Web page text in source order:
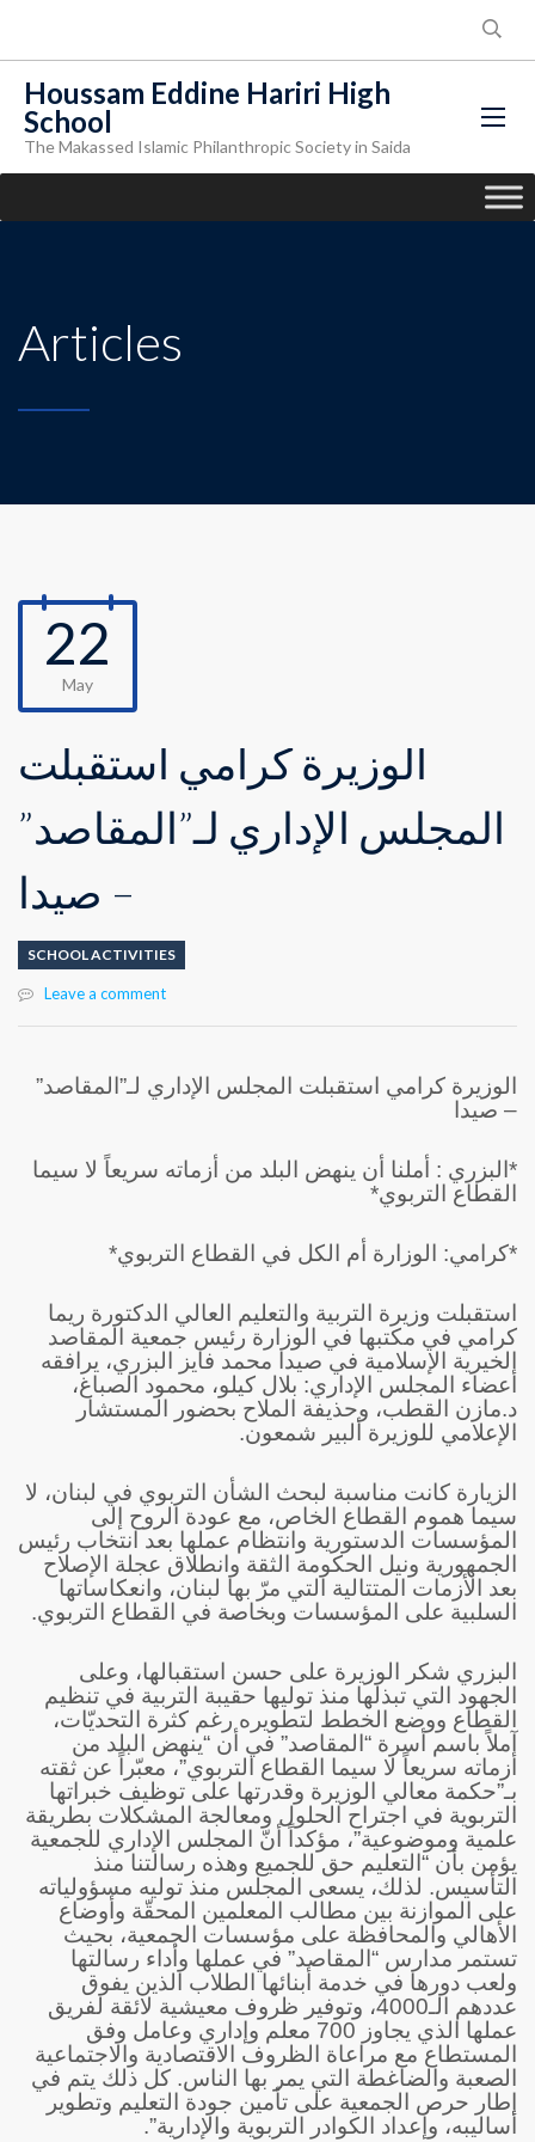
Houssam Eddine Hariri High
School
The Makassed Islamic Philanthropic Society in Saida
Articles
22
May
الوزيرة كرامي استقبلت
المجلس الإداري لـ”المقاصد”
– صيدا
SCHOOL ACTIVITIES
Leave a comment
الوزيرة كرامي استقبلت المجلس الإداري لـ”المقاصد”
– صيدا
*البزري : أملنا أن ينهض البلد من أزماته سريعاً لا سيما
القطاع التربوي*
*كرامي: الوزارة أم الكل في القطاع التربوي*
استقبلت وزيرة التربية والتعليم العالي الدكتورة ريما
كرامي في مكتبها في الوزارة رئيس جمعية المقاصد
الخيرية الإسلامية في صيدا محمد فايز البزري، يرافقه
أعضاء المجلس الإداري: بلال كيلو، محمود الصباغ،
د.مازن القطب، وحذيفة الملاح بحضور المستشار
الإعلامي للوزيرة ألبير شمعون.
الزيارة كانت مناسبة لبحث الشأن التربوي في لبنان، لا
سيما هموم القطاع الخاص، مع عودة الروح إلى
المؤسسات الدستورية وانتظام عملها بعد انتخاب رئيس
الجمهورية ونيل الحكومة الثقة وانطلاق عجلة الإصلاح
بعد الأزمات المتتالية التي مرّ بها لبنان، وانعكاساتها
السلبية على المؤسسات وبخاصة في القطاع التربوي.
البزري شكر الوزيرة على حسن استقبالها، وعلى
الجهود التي تبذلها منذ توليها حقيبة التربية في تنظيم
القطاع ووضع الخطط لتطويره رغم كثرة التحديّات،
آملاً باسم أسرة “المقاصد” في أن “ينهض البلد من
أزماته سريعاً لا سيما القطاع التربوي”، معبّراً عن ثقته
بـ”حكمة معالي الوزيرة وقدرتها على توظيف خبراتها
التربوية في اجتراح الحلول ومعالجة المشكلات بطريقة
علمية وموضوعية”، مؤكداً أنّ المجلس الإداري للجمعية
يؤمن بأن “التعليم حق للجميع وهذه رسالتنا منذ
التأسيس. لذلك، يسعى المجلس منذ توليه مسؤولياته
على الموازنة بين مطالب المعلمين المحقّة وأوضاع
الأهالي والمحافظة على مؤسسات الجمعية، بحيث
تستمر مدارس “المقاصد” في عملها وأداء رسالتها
ولعب دورها في خدمة أبنائها الطلاب الذين يفوق
عددهم الـ4000، وتوفير ظروف معيشية لائقة لفريق
عملها الذي يجاوز 700 معلم وإداري وعامل وفق
المستطاع مع مراعاة الظروف الاقتصادية والاجتماعية
الصعبة والضاغطة التي يمر بها الناس. كل ذلك يتم في
إطار حرص الجمعية على تأمين جودة التعليم وتطوير
أساليبه، وإعداد الكوادر التربوية والإدارية”.